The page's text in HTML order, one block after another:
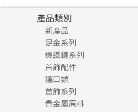
產品類別
新產品
足金系列
足金配件
機織鏈系列
珠仔鏈
镶口链
管狀網鏈
十字車花鏈系列
首飾配件
耳環類配件
卷迫系列
螺絲迫系列
鏈類配件
動感車花吊墜
其他類配件
鑲口類
四爪頭系列
六爪頭系列
首飾系列
手镯系列
貴金屬原料